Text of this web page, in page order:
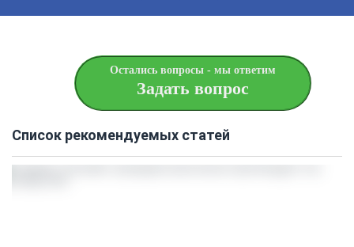
Остались вопросы - мы ответим
Задать вопрос
Список рекомендуемых статей